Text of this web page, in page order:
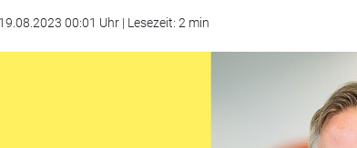
19.08.2023 00:01 Uhr | Lesezeit: 2 min